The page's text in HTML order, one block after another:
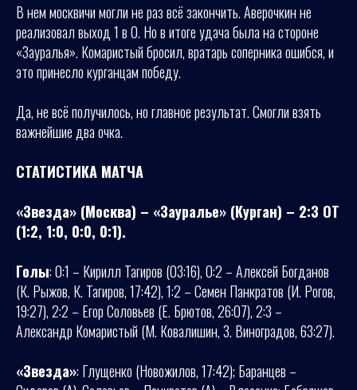
В нем москвичи могли не раз всё закончить. Аверочкин не
реализовал выход 1 в 0. Но в итоге удача была на стороне
«Зауралья». Комаристый бросил, вратарь соперника ошибся, и
это принесло курганцам победу.
Да, не всё получилось, но главное результат. Смогли взять
важнейшие два очка.
СТАТИСТИКА МАТЧА
«Звезда» (Москва) – «Зауралье» (Курган) – 2:3 ОТ
(1:2, 1:0, 0:0, 0:1).
Голы: 0:1 – Кирилл Тагиров (03:16), 0:2 – Алексей Богданов
(К. Рыжов, К. Тагиров, 17:42), 1:2 – Семен Панкратов (И. Рогов,
19:27), 2:2 – Егор Соловьев (Е. Брютов, 26:07), 2:3 –
Александр Комаристый (М. Ковалишин, З. Виноградов, 63:27).
«Звезда»: Глущенко (Новожилов, 17:42); Баранцев –